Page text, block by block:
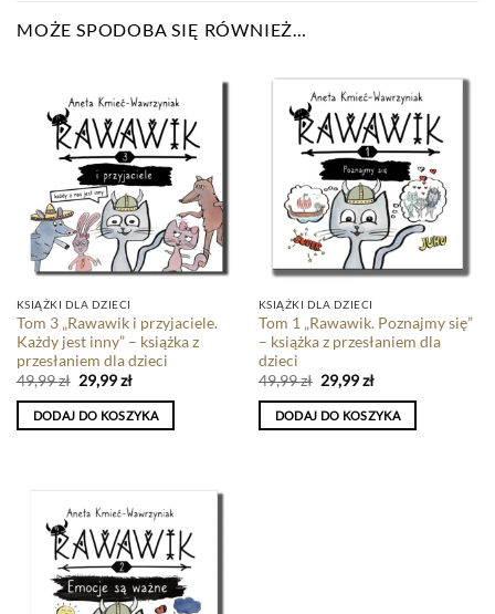
MOŻE SPODOBA SIĘ RÓWNIEŻ…
KSIĄŻKI DLA DZIECI
Tom 3 „Rawawik i przyjaciele.
Każdy jest inny” – książka z
przesłaniem dla dzieci
49,99zł 29,99zł
DODAJ DO KOSZYKA
KSIĄŻKI DLA DZIECI
Tom 1 „Rawawik. Poznajmy się”
– książka z przesłaniem dla
dzieci
49,99zł 29,99zł
DODAJ DO KOSZYKA